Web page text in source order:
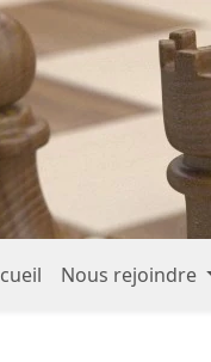
Nous rejoindre